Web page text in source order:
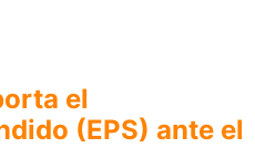
el
(EPS) ante el